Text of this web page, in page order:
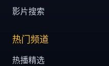
影片搜索
热门频道
热播精选